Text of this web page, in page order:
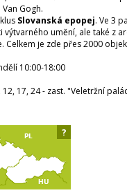
Gogh.
Slovanská epopej. Ve 3
umění, ale také z
Celkem je zde přes 2000
10:00-18:00
17, 24 - zast. "Veletržní
?